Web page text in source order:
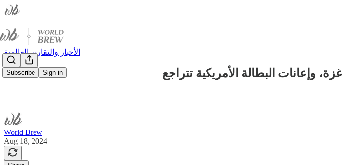
Subscribe Sign in
الأخبار والتقارير العالمية
وإعانات البطالة الأمريكية تتراجع
World Brew
Aug 18, 2024